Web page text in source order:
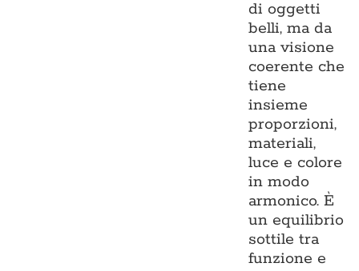
di oggetti
belli, ma da
una visione
coerente che
tiene
insieme
proporzioni,
materiali,
luce e colore
in modo
armonico. È
un equilibrio
sottile tra
funzione e